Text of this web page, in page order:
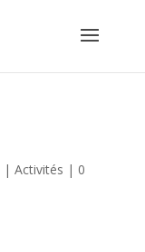
| Activités | 0